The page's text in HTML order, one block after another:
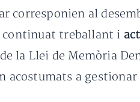
corresponien al
continuat treballant i
la Llei de Memòria
a